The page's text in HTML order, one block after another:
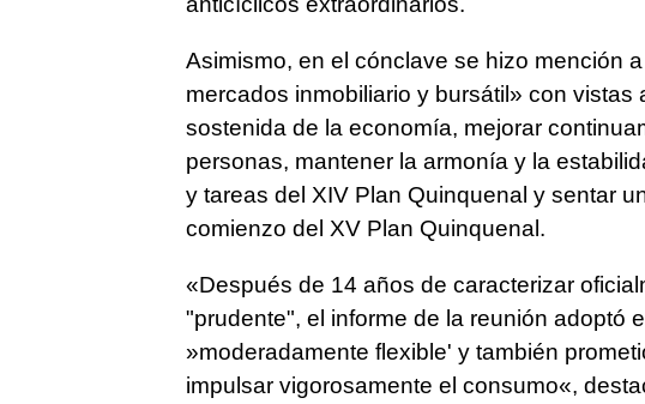
Asimismo, en el cónclave se hizo mención
mercados inmobiliario y bursátil» con vistas
sostenida de la economía, mejorar
personas, mantener la armonía y la
y tareas del XIV Plan Quinquenal y sentar
comienzo del XV Plan Quinquenal.
«Después de 14 años de caracterizar
"prudente", el informe de la reunión adoptó
»moderadamente flexible' y también
impulsar vigorosamente el consumo«,